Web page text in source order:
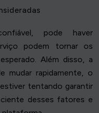
pode haver
podem tornar os
Além disso, a
mudar rapidamente, o
tentando garantir
desses fatores e